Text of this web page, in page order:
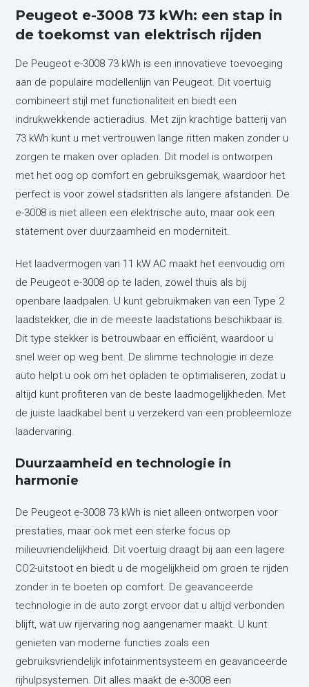
Peugeot e-3008 73 kWh: een stap in
de toekomst van elektrisch rijden
De Peugeot e-3008 73 kWh is een innovatieve toevoeging
aan de populaire modellenlijn van Peugeot. Dit voertuig
combineert stijl met functionaliteit en biedt een
indrukwekkende actieradius. Met zijn krachtige batterij van
73 kWh kunt u met vertrouwen lange ritten maken zonder u
zorgen te maken over opladen. Dit model is ontworpen
met het oog op comfort en gebruiksgemak, waardoor het
perfect is voor zowel stadsritten als langere afstanden. De
e-3008 is niet alleen een elektrische auto, maar ook een
statement over duurzaamheid en moderniteit.
Het laadvermogen van 11 kW AC maakt het eenvoudig om
de Peugeot e-3008 op te laden, zowel thuis als bij
openbare laadpalen. U kunt gebruikmaken van een Type 2
laadstekker, die in de meeste laadstations beschikbaar is.
Dit type stekker is betrouwbaar en efficiënt, waardoor u
snel weer op weg bent. De slimme technologie in deze
auto helpt u ook om het opladen te optimaliseren, zodat u
altijd kunt profiteren van de beste laadmogelijkheden. Met
de juiste laadkabel bent u verzekerd van een probleemloze
laadervaring.
Duurzaamheid en technologie in
harmonie
De Peugeot e-3008 73 kWh is niet alleen ontworpen voor
prestaties, maar ook met een sterke focus op
milieuvriendelijkheid. Dit voertuig draagt bij aan een lagere
CO2-uitstoot en biedt u de mogelijkheid om groen te rijden
zonder in te boeten op comfort. De geavanceerde
technologie in de auto zorgt ervoor dat u altijd verbonden
blijft, wat uw rijervaring nog aangenamer maakt. U kunt
genieten van moderne functies zoals een
gebruiksvriendelijk infotainmentsysteem en geavanceerde
rijhulpsystemen. Dit alles maakt de e-3008 een